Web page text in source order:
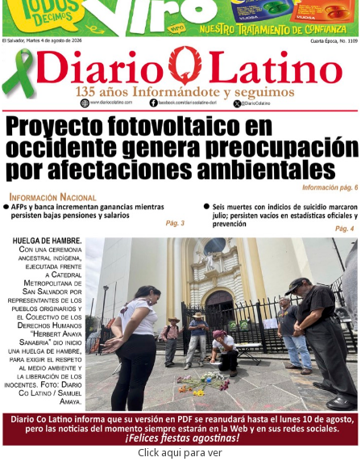
Click aqui para ver